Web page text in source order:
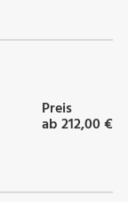
Preis
ab 212,00 €